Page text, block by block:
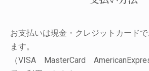
お支払いは現金・クレジットカード
ます。
（VISA MasterCard